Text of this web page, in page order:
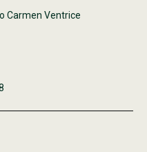
Carmen Ventrice